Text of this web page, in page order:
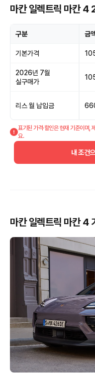
마칸 일렉트릭 마칸 4
구분 금
기본가격
2026년 7월
실구매가
리스 월 납입금
표기된 가격·할인은 현재 기준이며,
요.
내 조건
마칸 일렉트릭 마칸 4